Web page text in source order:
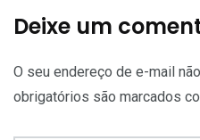
Deixe um
O seu endereço de e-mail
obrigatórios são marcados